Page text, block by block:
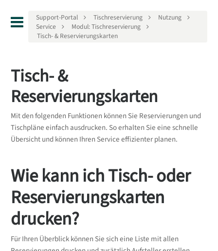
Support-Portal Tischreservierung
Nutzung
Service
Modul: Tischreservierung
Tisch- & Reservierungskarten
Tisch- &
Reservierungskarten
Mit den folgenden Funktionen können Sie Reservierungen und
Tischpläne einfach ausdrucken. So erhalten Sie eine schnelle
Übersicht und können Ihren Service effizienter planen.
Wie kann ich Tisch- oder
Reservierungskarten
drucken?
Für Ihren Überblick können Sie sich eine Liste mit allen